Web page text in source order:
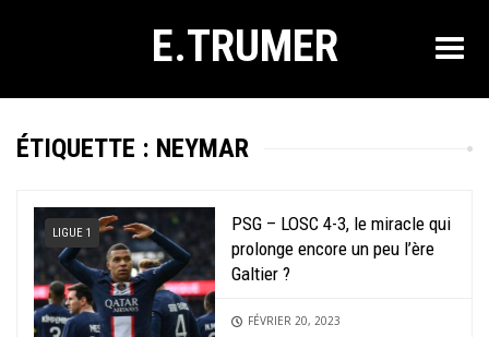
E.TRUMER
ÉTIQUETTE : NEYMAR
LIGUE 1
PSG – LOSC 4-3, le miracle qui
prolonge encore un peu l’ère
Galtier ?
FÉVRIER 20, 2023